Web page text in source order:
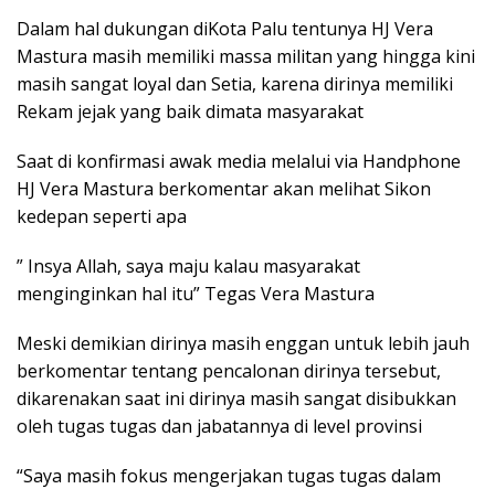
Dalam hal dukungan diKota Palu tentunya HJ Vera
Mastura masih memiliki massa militan yang hingga kini
masih sangat loyal dan Setia, karena dirinya memiliki
Rekam jejak yang baik dimata masyarakat
Saat di konfirmasi awak media melalui via Handphone
HJ Vera Mastura berkomentar akan melihat Sikon
kedepan seperti apa
” Insya Allah, saya maju kalau masyarakat
menginginkan hal itu” Tegas Vera Mastura
Meski demikian dirinya masih enggan untuk lebih jauh
berkomentar tentang pencalonan dirinya tersebut,
dikarenakan saat ini dirinya masih sangat disibukkan
oleh tugas tugas dan jabatannya di level provinsi
“Saya masih fokus mengerjakan tugas tugas dalam